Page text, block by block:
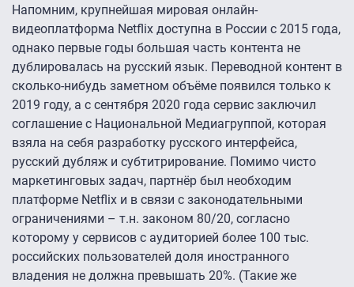
Напомним, крупнейшая мировая онлайн-
видеоплатформа Netflix доступна в России с 2015 года,
однако первые годы большая часть контента не
дублировалась на русский язык. Переводной контент в
сколько-нибудь заметном объёме появился только к
2019 году, а с сентября 2020 года сервис заключил
соглашение с Национальной Медиагруппой, которая
взяла на себя разработку русского интерфейса,
русский дубляж и субтитрирование. Помимо чисто
маркетинговых задач, партнёр был необходим
платформе Netflix и в связи с законодательными
ограничениями – т.н. законом 80/20, согласно
которому у сервисов с аудиторией более 100 тыс.
российских пользователей доля иностранного
владения не должна превышать 20%. (Такие же